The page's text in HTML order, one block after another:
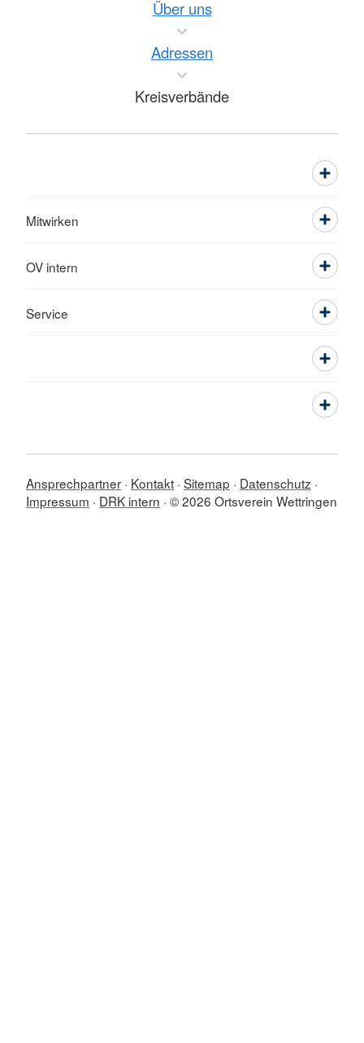
Über uns
Adressen
Kreisverbände
Mitwirken
OV intern
Service
Ansprechpartner Kontakt Sitemap
Datenschutz
Impressum
DRK intern © 2026 Ortsverein Wettringen